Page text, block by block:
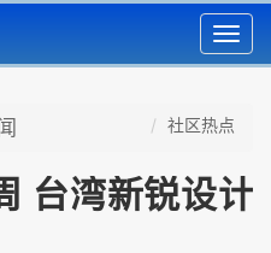
社区热点
台湾新锐设计